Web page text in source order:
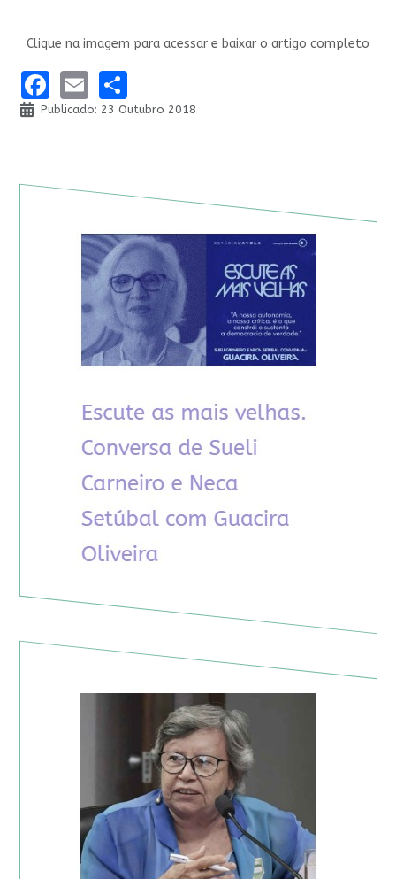
Clique na imagem para acessar e baixar o artigo completo
Facebook
EmailShare
Publicado: 23 Outubro 2018